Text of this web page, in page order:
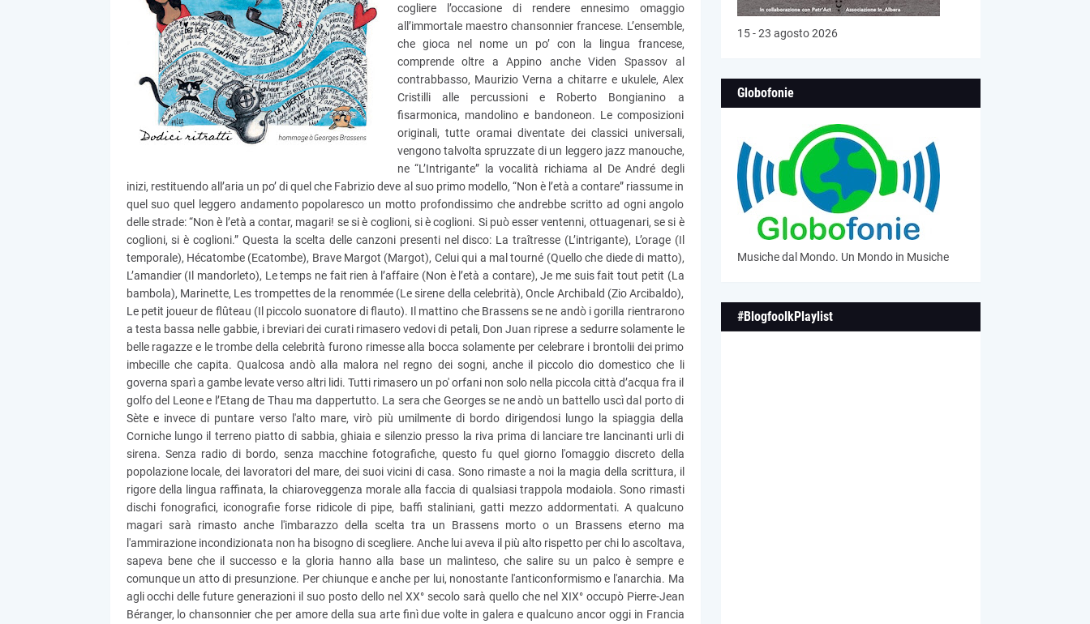
cogliere l’occasione di rendere ennesimo omaggio
all’immortale maestro chansonnier francese. L’ensemble,
che gioca nel nome un po’ con la lingua francese,
comprende oltre a Appino anche Viden Spassov al
contrabbasso, Maurizio Verna a chitarre e ukulele, Alex
Cristilli alle percussioni e Roberto Bongianino a
fisarmonica, mandolino e bandoneon. Le composizioni
originali, tutte oramai diventate dei classici universali,
vengono talvolta spruzzate di un leggero jazz manouche,
ne “L’Intrigante” la vocalità richiama al De André degli
inizi, restituendo all’aria un po’ di quel che Fabrizio deve al suo primo modello, “Non è l’età a contare” riassume in
quel suo quel leggero andamento popolaresco un motto profondissimo che andrebbe scritto ad ogni angolo
delle strade: “Non è l’età a contar, magari! se si è coglioni, si è coglioni. Si può esser ventenni, ottuagenari, se si è
coglioni, si è coglioni.” Questa la scelta delle canzoni presenti nel disco: La traîtresse (L’intrigante), L’orage (Il
temporale), Hécatombe (Ecatombe), Brave Margot (Margot), Celui qui a mal tourné (Quello che diede di matto),
L’amandier (Il mandorleto), Le temps ne fait rien à l’affaire (Non è l’età a contare), Je me suis fait tout petit (La
bambola), Marinette, Les trompettes de la renommée (Le sirene della celebrità), Oncle Archibald (Zio Arcibaldo),
Le petit joueur de flûteau (Il piccolo suonatore di flauto). Il mattino che Brassens se ne andò i gorilla rientrarono
a testa bassa nelle gabbie, i breviari dei curati rimasero vedovi di petali, Don Juan riprese a sedurre solamente le
belle ragazze e le trombe della celebrità furono rimesse alla bocca solamente per celebrare i brontolii dei primo
imbecille che capita. Qualcosa andò alla malora nel regno dei sogni, anche il piccolo dio domestico che li
governa sparì a gambe levate verso altri lidi. Tutti rimasero un po' orfani non solo nella piccola città d’acqua fra il
golfo del Leone e l’Etang de Thau ma dappertutto. La sera che Georges se ne andò un battello uscì dal porto di
Sète e invece di puntare verso l'alto mare, virò più umilmente di bordo dirigendosi lungo la spiaggia della
Corniche lungo il terreno piatto di sabbia, ghiaia e silenzio presso la riva prima di lanciare tre lancinanti urli di
sirena. Senza radio di bordo, senza macchine fotografiche, questo fu quel giorno l'omaggio discreto della
popolazione locale, dei lavoratori del mare, dei suoi vicini di casa. Sono rimaste a noi la magia della scrittura, il
rigore della lingua raffinata, la chiaroveggenza morale alla faccia di qualsiasi trappola modaiola. Sono rimasti
dischi fonografici, iconografie forse ridicole di pipe, baffi staliniani, gatti mezzo addormentati. A qualcuno
magari sarà rimasto anche l'imbarazzo della scelta tra un Brassens morto o un Brassens eterno ma
l'ammirazione incondizionata non ha bisogno di scegliere. Anche lui aveva il più alto rispetto per chi lo ascoltava,
sapeva bene che il successo e la gloria hanno alla base un malinteso, che salire su un palco è sempre e
comunque un atto di presunzione. Per chiunque e anche per lui, nonostante l'anticonformismo e l'anarchia. Ma
agli occhi delle future generazioni il suo posto dello nel XX° secolo sarà quello che nel XIX° occupò Pierre-Jean
Béranger, lo chansonnier che per amore della sua arte finì due volte in galera e qualcuno ancor oggi in Francia
15 - 23 agosto 2026
Globofonie
Musiche dal Mondo. Un Mondo in Musiche
#BlogfoolkPlaylist